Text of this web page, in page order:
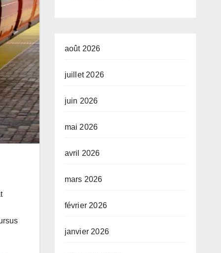
africaine–
Nouveau
pour le
développeme
nt de l’Afrique
NEPAD)
août 2026
juillet 2026
juin 2026
mai 2026
avril 2026
mars 2026
février 2026
janvier 2026